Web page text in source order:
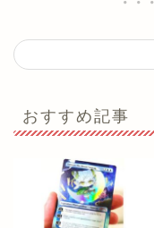
おすすめ記事